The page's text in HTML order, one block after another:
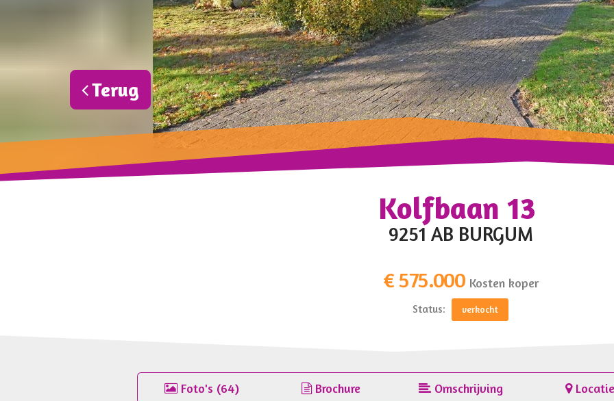
Terug
Kolfbaan 13
9251 AB BURGUM
€ 575.000 Kosten koper
Status: verkocht
Foto's (64) Brochure Omschrijving Locatie